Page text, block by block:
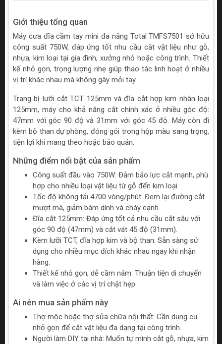
Giới thiệu tổng quan
Máy cưa đĩa cầm tay mini đa năng Total TMFS7501 sở hữu
công suất 750W, đáp ứng tốt nhu cầu cắt vật liệu như gỗ,
nhựa, kim loại tại gia đình, xưởng nhỏ hoặc công trình. Thiết
kế nhỏ gọn, trọng lượng nhẹ giúp thao tác linh hoạt ở nhiều
vị trí khác nhau mà không gây mỏi tay.
Trang bị lưỡi cắt TCT 125mm và đĩa cắt hợp kim nhân loại
125mm, máy cho khả năng cắt chính xác ở nhiều góc độ:
47mm với góc 90 độ và 31mm với góc 45 độ. Máy còn đi
kèm bộ than dự phòng, đóng gói trong hộp màu sang trọng,
tiện lợi khi mang theo hoặc bảo quản.
Những điểm nổi bật của sản phẩm
Công suất đầu vào 750W: Đảm bảo lực cắt mạnh, phù
hợp cho nhiều loại vật liệu từ gỗ đến kim loại.
Tốc độ không tải 4700 vòng/phút: Đem lại đường cắt
mượt mà, giảm bám dính và cháy cạnh.
Đĩa cắt 125mm: Đáp ứng tốt cả nhu cầu cắt sâu với
góc 90 độ (47mm) và cắt vát 45 độ (31mm).
Kèm lưỡi TCT, đĩa hợp kim và bộ than: Sẵn sàng sử
dụng cho nhiều mục đích khác nhau ngay khi nhận
hàng.
Thiết kế nhỏ gọn, dễ cầm nắm: Thuận tiện di chuyển
và làm việc ở các vị trí chật hẹp.
Ai nên mua sản phẩm này
Thợ mộc hoặc thợ sửa chữa nội thất: Cần dụng cụ
nhỏ gọn để cắt vật liệu đa dạng tại công trình.
Người làm DIY tại nhà: Muốn tự mình cắt gỗ, nhựa, kim